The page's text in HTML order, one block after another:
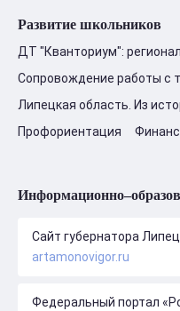
Развитие школьников
ДТ "Кванториум":
Сопровождение работы с
Липецкая область. Из
Профориентация
Сайт губернатора
artamonovigor.ru
Федеральный портал